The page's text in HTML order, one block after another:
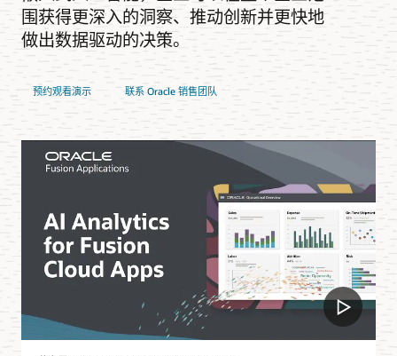
围获得更深入的洞察、推动创新并更快地
做出数据驱动的决策。
预约观看演示 联系 Oracle 销售团队